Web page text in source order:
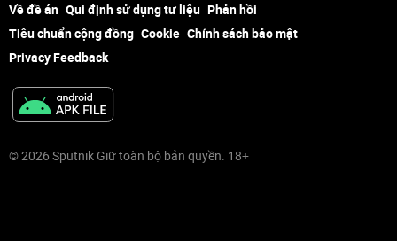
Về đề án Qui định sử dụng tư liệu Phản hồi
Tiêu chuẩn cộng đồng Cookie Chính sách bảo mật
Privacy Feedback
© 2026 Sputnik Giữ toàn bộ bản quyền. 18+